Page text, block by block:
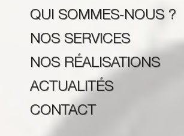
QUI SOMMES-NOUS ?
NOS SERVICES
NOS RÉALISATIONS
ACTUALITÉS
CONTACT